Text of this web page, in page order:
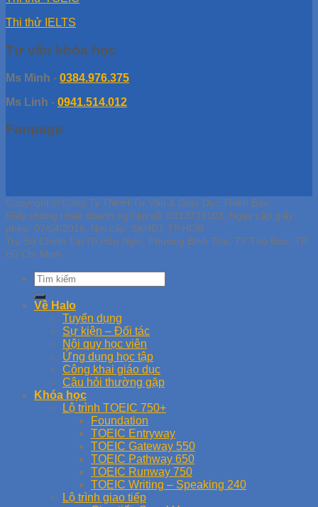
Thi thử IELTS
Tư vấn khóa học
Ms Minh - 0384.976.375
Ms Linh - 0941.514.012
Fanpage
Copyright © Công Ty TNHH Tư Vấn & Giáo Dục Thiên Bảo
Giấy chứng nhận doanh nghiệp số: 0313739102, Ngày cấp giấy
phép: 07/04/2016, Nơi cấp: SKHDT TP.HCM
Trụ Sở Chính Tại 70 Hữu Nghị, Phường Bình Thọ, TP Thủ Đức, TP
Hồ Chí Minh
Về Halo
Tuyển dụng
Sự kiện – Đối tác
Nội quy học viên
Ứng dụng học tập
Công khai giáo dục
Câu hỏi thường gặp
Khóa học
Lộ trình TOEIC 750+
Foundation
TOEIC Entryway
TOEIC Gateway 550
TOEIC Pathway 650
TOEIC Runway 750
TOEIC Writing – Speaking 240
Lộ trình giao tiếp